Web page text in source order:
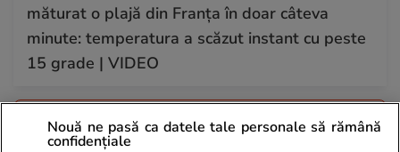
măturat o plajă din Franța în doar câteva
minute: temperatura a scăzut instant cu peste
15 grade | VIDEO
Citește mai multe
Nouă ne pasă ca datele tale personale să rămână
confidențiale